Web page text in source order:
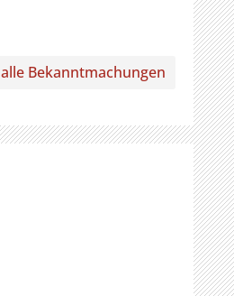
alle Bekanntmachungen